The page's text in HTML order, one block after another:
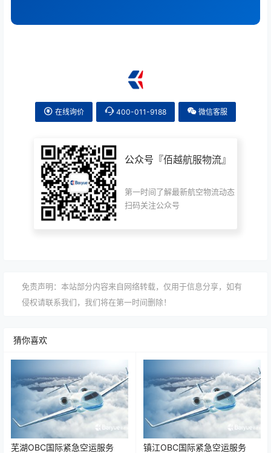
在线询价 400-011-9188 微信客服
公众号『佰越航服物流』
第一时间了解最新航空物流动态
扫码关注公众号
免责声明：本站部分内容来自网络转载，仅用于信息分享，如有
侵权请联系我们，我们将在第一时间删除！
猜你喜欢
芜湖OBC国际紧急空运服务 镇江OBC国际紧急空运服务